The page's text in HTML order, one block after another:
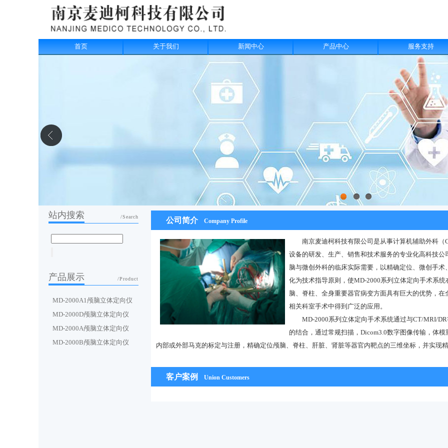
首页 关于我们 新闻中心 产品中心 服务支持
站内搜索 /Search
产品展示 /Product
MD-2000A1颅脑立体定向仪
MD-2000D颅脑立体定向仪
MD-2000A颅脑立体定向仪
MD-2000B颅脑立体定向仪
公司简介 Company Profile
南京麦迪柯科技有限公司是从事计算机辅助外科（
设备的研发、生产、销售和技术服务的专业化高科技公
脑与微创外科的临床实际需要，以精确定位、微创手术
化为技术指导原则，使MD-2000系列立体定向手术系统
脑、脊柱、全身重要器官病变方面具有巨大的优势，在
相关科室手术中得到广泛的应用。
MD-2000系列立体定向手术系统通过与CT/MRI/
的结合，通过常规扫描，Dicom3.0数字图像传输，体模
内部或外部马克的标定与注册，精确定位颅脑、脊柱、肝脏、肾脏等器官内靶点的三维坐标，并实现
客户案例 Union Customers